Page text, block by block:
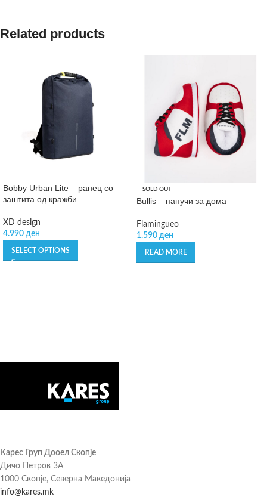
Related products
Bobby Urban Lite – ранец со
заштита од кражби
XD design
4.990 ден
SELECT OPTIONS
SOLD OUT
Bullis – папучи за дома
Flamingueo
1.590 ден
READ MORE
Карес Груп Дооел Скопје
Дичо Петров 3А
1000 Скопје, Северна Македонија
info@kares.mk